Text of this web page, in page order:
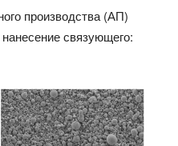
производства (АП)
связующего: